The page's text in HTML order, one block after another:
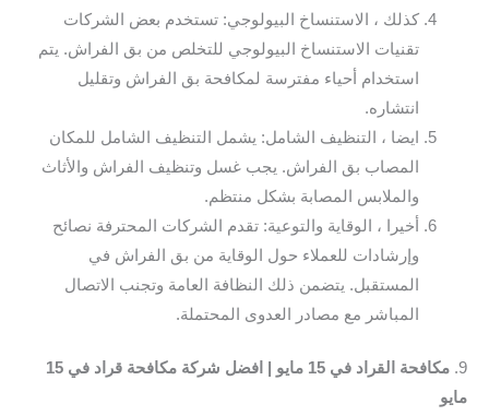
كذلك ، الاستنساخ البيولوجي: تستخدم بعض الشركات
تقنيات الاستنساخ البيولوجي للتخلص من بق الفراش. يتم
استخدام أحياء مفترسة لمكافحة بق الفراش وتقليل
انتشاره.
ايضا ، التنظيف الشامل: يشمل التنظيف الشامل للمكان
المصاب بق الفراش. يجب غسل وتنظيف الفراش والأثاث
والملابس المصابة بشكل منتظم.
أخيرا ، الوقاية والتوعية: تقدم الشركات المحترفة نصائح
وإرشادات للعملاء حول الوقاية من بق الفراش في
المستقبل. يتضمن ذلك النظافة العامة وتجنب الاتصال
المباشر مع مصادر العدوى المحتملة.
9.
مكافحة القراد في 15 مايو | افضل شركة مكافحة قراد في 15
مايو